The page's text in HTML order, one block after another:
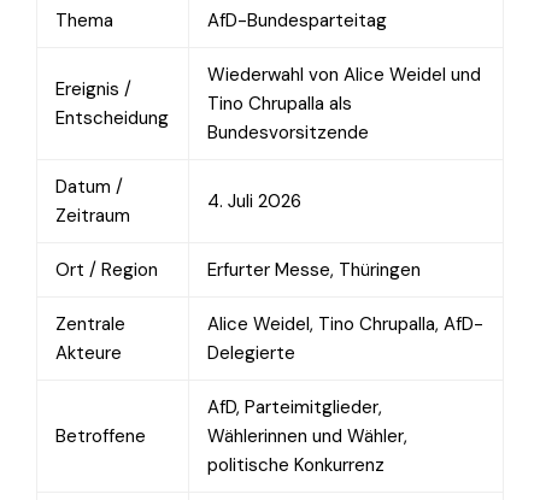
Thema AfD-Bundesparteitag
Ereignis /
Entscheidung
Wiederwahl von Alice Weidel und
Tino Chrupalla als
Bundesvorsitzende
Datum /
Zeitraum
4. Juli 2026
Ort / Region Erfurter Messe, Thüringen
Zentrale
Akteure
Alice Weidel, Tino Chrupalla, AfD-
Delegierte
Betroffene
AfD, Parteimitglieder,
Wählerinnen und Wähler,
politische Konkurrenz